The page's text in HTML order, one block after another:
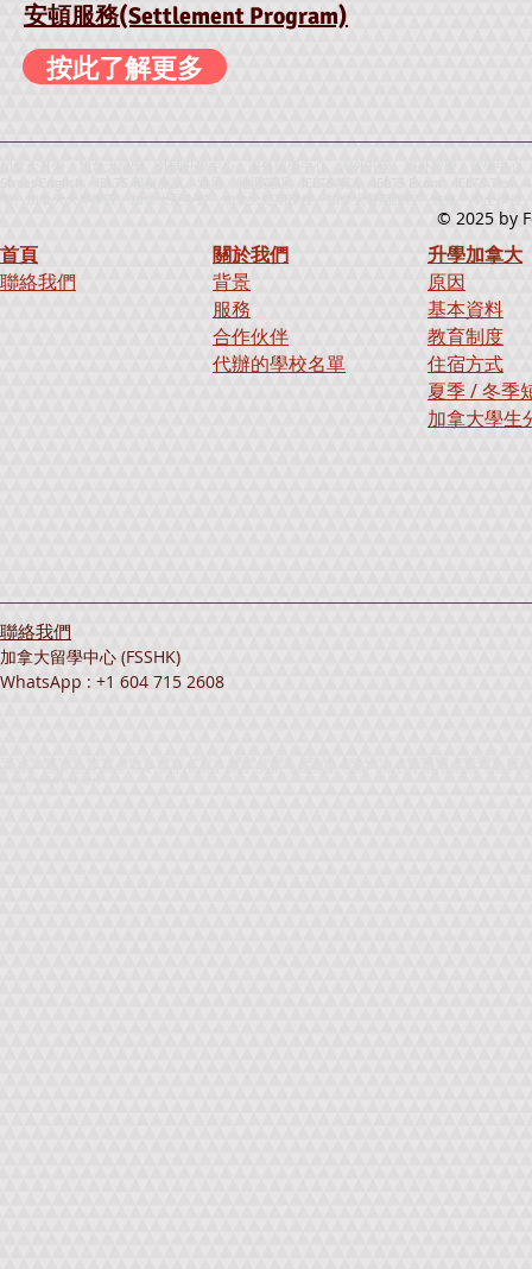
安頓服務(Settlement Program)
按此了解更多
© 2025 by
首頁
聯絡我們
關於我們
背景
服務
合作伙伴
代辦的學校名單
升學加拿大
原因
基本資料
教育制度
住宿方式
夏季 / 冬季
加拿大學生
聯絡我們
加拿大留學中心 (FSSHK)
WhatsApp : +1 604 715 2608